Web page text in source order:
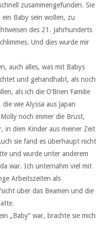
zusammengefunden. Sie
Baby sein wollen, zu
des 21. Jahrhunderts
Und dies wurde mir
auch alles, was mit Babys
und gehandhabt, als noch
als ich die O’Brien Familie
wie Alyssa aus Japan
noch immer die Brust,
in dem Kinder aus meiner Zeit
sie fand es überhaupt nicht
und wurde unter anderem
war. Ich unternahm viel mit
Arbeitszeiten als
über das Beamen und die
„Baby“ war, brachte sie mich